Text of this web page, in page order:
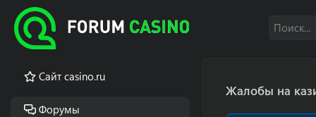
Cайт casino.ru
Форумы
Жалобы на